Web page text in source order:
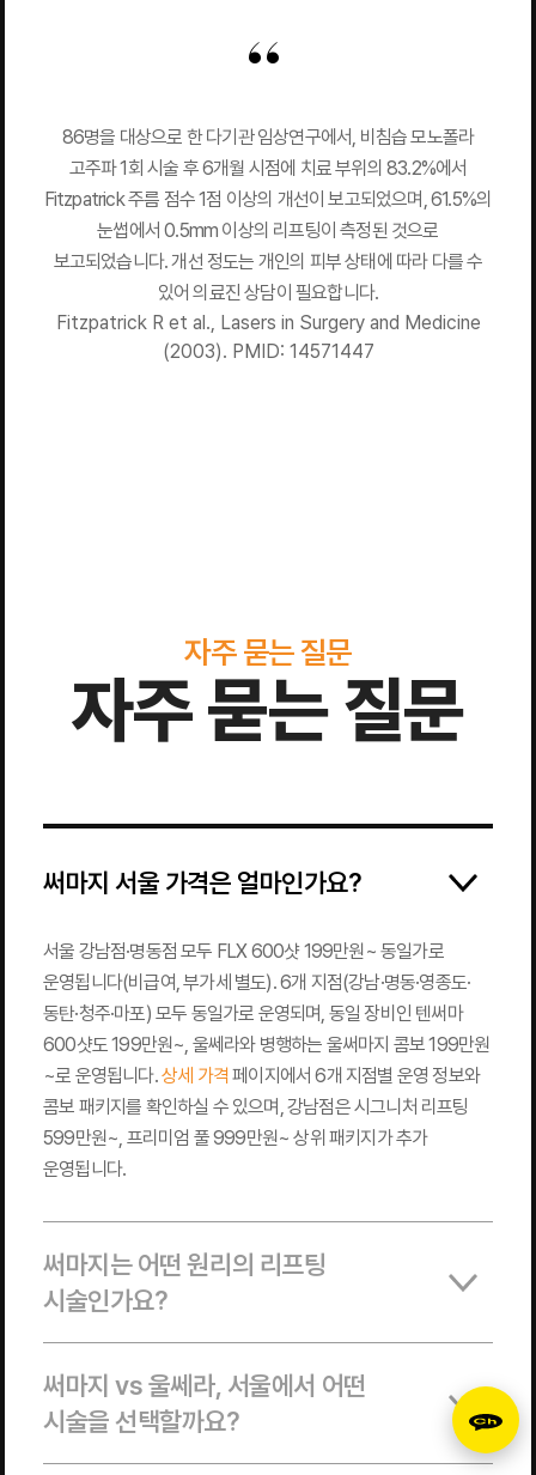
86명을 대상으로 한 다기관 임상연구에서, 비침습 모노폴라
고주파 1회 시술 후 6개월 시점에 치료 부위의 83.2%에서
Fitzpatrick 주름 점수 1점 이상의 개선이 보고되었으며, 61.5%의
눈썹에서 0.5mm 이상의 리프팅이 측정된 것으로
보고되었습니다. 개선 정도는 개인의 피부 상태에 따라 다를 수
있어 의료진 상담이 필요합니다.
Fitzpatrick R et al., Lasers in Surgery and Medicine
(2003). PMID: 14571447
자주 묻는 질문
자주 묻는 질문
써마지 서울 가격은 얼마인가요?
서울 강남점·명동점 모두 FLX 600샷 199만원~ 동일가로
운영됩니다(비급여, 부가세 별도). 6개 지점(강남·명동·영종도·
동탄·청주·마포) 모두 동일가로 운영되며, 동일 장비인 텐써마
600샷도 199만원~, 울쎄라와 병행하는 울써마지 콤보 199만원
~로 운영됩니다.상세 가격 페이지에서 6개 지점별 운영 정보와
콤보 패키지를 확인하실 수 있으며, 강남점은 시그니처 리프팅
599만원~, 프리미엄 풀 999만원~ 상위 패키지가 추가
운영됩니다.
써마지는 어떤 원리의 리프팅
시술인가요?
써마지 vs 울쎄라, 서울에서 어떤
시술을 선택할까요?